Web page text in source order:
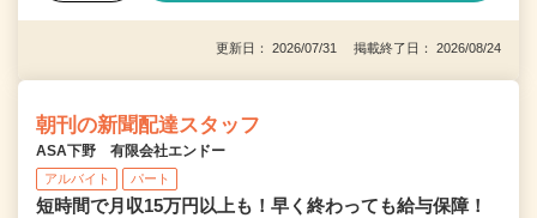
更新日： 2026/07/31 掲載終了日： 2026/08/24
朝刊の新聞配達スタッフ
ASA下野 有限会社エンドー
アルバイト パート
短時間で月収15万円以上も！早く終わっても給与保障！